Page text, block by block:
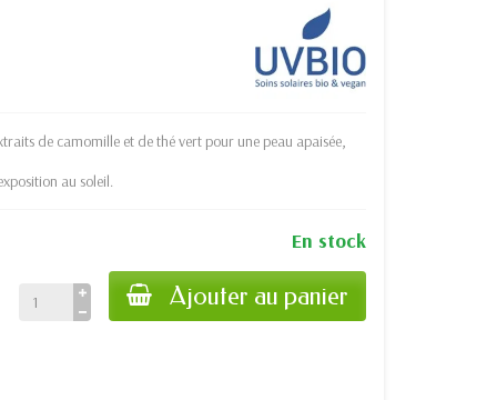
de camomille et de thé vert pour une peau apaisée,
au soleil.
En stock
Ajouter au panier